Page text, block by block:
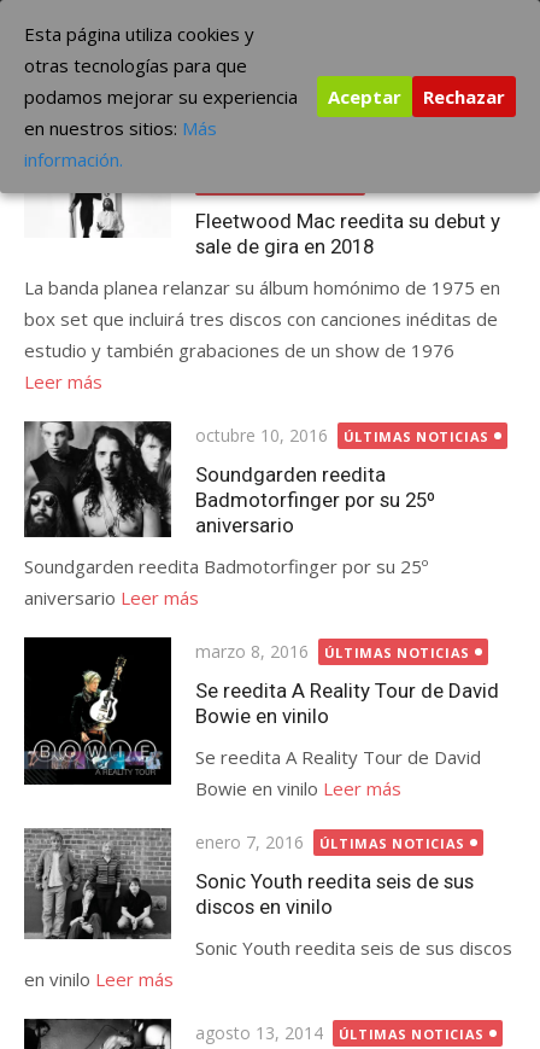
contenido
The Borderline Music
Etiqueta:reedita
Fleetwood Mac reedita su debut y
sale de gira en 2018
La banda planea relanzar su álbum homónimo de 1975 en
box set que incluirá tres discos con canciones inéditas de
estudio y también grabaciones de un show de 1976
Leer más
Publicada
el
octubre 10, 2016 ÚLTIMAS NOTICIAS
Soundgarden reedita
Badmotorfinger por su 25º
aniversario
Soundgarden reedita Badmotorfinger por su 25º
aniversario Leer más
Publicada
el
marzo 8, 2016 ÚLTIMAS NOTICIAS
Se reedita A Reality Tour de David
Bowie en vinilo
Se reedita A Reality Tour de David
Bowie en vinilo Leer más
Publicada
el
enero 7, 2016 ÚLTIMAS NOTICIAS
Sonic Youth reedita seis de sus
discos en vinilo
Sonic Youth reedita seis de sus discos
en vinilo Leer más
Publicada
agosto 13, 2014 ÚLTIMAS NOTICIAS
Esta página utiliza cookies y
otras tecnologías para que
podamos mejorar su experiencia
en nuestros sitios: Más
información.
Aceptar Rechazar